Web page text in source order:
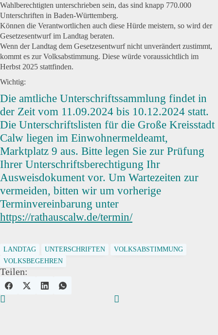
Wahlberechtigten unterschrieben sein, das sind knapp 770.000
Unterschriften in Baden-Württemberg.
Können die Verantwortlichen auch diese Hürde meistern, so wird der
Gesetzesentwurf im Landtag beraten.
Wenn der Landtag dem Gesetzesentwurf nicht unverändert zustimmt,
kommt es zur Volksabstimmung. Diese würde voraussichtlich im
Herbst 2025 stattfinden.
Wichtig:
Die amtliche Unterschriftssammlung findet in
der Zeit vom 11.09.2024 bis 10.12.2024 statt.
Die Unterschriftslisten für die Große Kreisstadt
Calw liegen im Einwohnermeldeamt,
Marktplatz 9 aus. Bitte legen Sie zur Prüfung
Ihrer Unterschriftsberechtigung Ihr
Ausweisdokument vor. Um Wartezeiten zur
vermeiden, bitten wir um vorherige
Terminvereinbarung unter
https://rathauscalw.de/termin/
LANDTAG UNTERSCHRIFTEN
VOLKSABSTIMMUNG
VOLKSBEGEHREN
Teilen: